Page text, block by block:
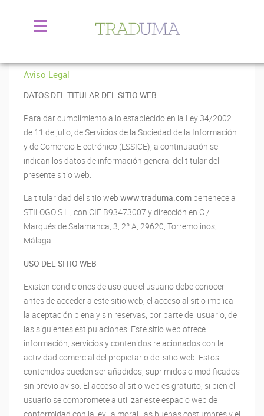
Aviso Legal
DATOS DEL TITULAR DEL SITIO WEB
Para dar cumplimiento a lo establecido en la Ley 34/2002
de 11 de julio, de Servicios de la Sociedad de la Información
y de Comercio Electrónico (LSSICE), a continuación se
indican los datos de información general del titular del
presente sitio web:
La titularidad del sitio web www.traduma.com pertenece a
STILOGO S.L., con CIF B93473007 y dirección en C /
Marqués de Salamanca, 3, 2º A, 29620, Torremolinos,
Málaga.
USO DEL SITIO WEB
Existen condiciones de uso que el usuario debe conocer
antes de acceder a este sitio web; el acceso al sitio implica
la aceptación plena y sin reservas, por parte del usuario, de
las siguientes estipulaciones. Este sitio web ofrece
información, servicios y contenidos relacionados con la
actividad comercial del propietario del sitio web. Estos
contenidos pueden ser añadidos, suprimidos o modificados
sin previo aviso. El acceso al sitio web es gratuito, si bien el
usuario se compromete a utilizar este espacio web de